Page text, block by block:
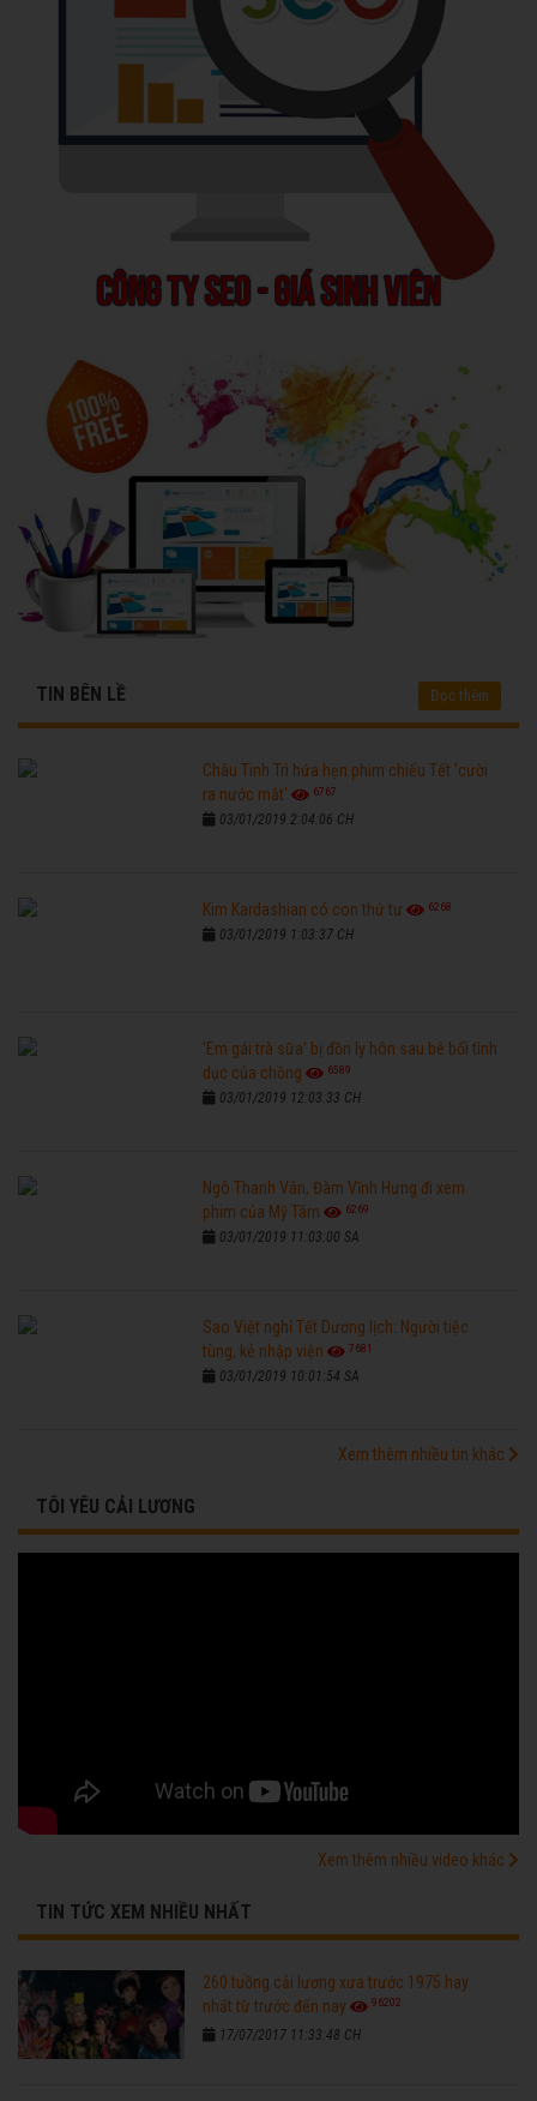
TIN BÊN LỀ Đọc thêm
Châu Tinh Trì hứa hẹn phim chiếu Tết 'cười
ra nước mắt'
6767
03/01/2019 2:04:06 CH
Kim Kardashian có con thứ tư 6268
03/01/2019 1:03:37 CH
'Em gái trà sữa' bị đồn ly hôn sau bê bối tình
dục của chồng
6589
03/01/2019 12:03:33 CH
Ngô Thanh Vân, Đàm Vĩnh Hưng đi xem
phim của Mỹ Tâm
6269
03/01/2019 11:03:00 SA
Sao Việt nghỉ Tết Dương lịch: Người tiệc
tùng, kẻ nhập viện
7681
03/01/2019 10:01:54 SA
Xem thêm nhiều tin khác
TÔI YÊU CẢI LƯƠNG
Xem thêm nhiều video khác
TIN TỨC XEM NHIỀU NHẤT
260 tuồng cải lương xưa trước 1975 hay
nhất từ trước đến nay
96202
17/07/2017 11:33:48 CH